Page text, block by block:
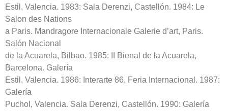
Estil, Valencia. 1983: Sala Derenzi, Castellón. 1984: Le
Salon des Nations
a Paris. Mandragore Internacionale Galerie d’art, Paris.
Salón Nacional
de la Acuarela, Bilbao. 1985: II Bienal de la Acuarela,
Barcelona. Galería
Estil, Valencia. 1986: Interarte 86, Feria Internacional. 1987:
Galería
Puchol, Valencia. Sala Derenzi, Castellón. 1990: Galería